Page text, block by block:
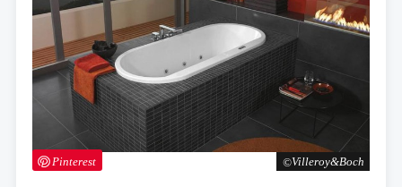
Villeroy&Boch
Pinterest